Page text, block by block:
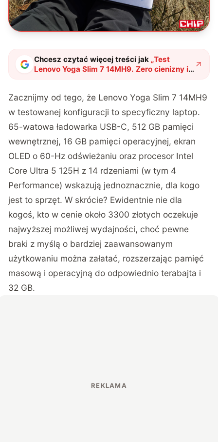
Chcesz czytać więcej treści jak „Test
Lenovo Yoga Slim 7 14MH9. Zero cienizny i
same konkrety"?
Zacznijmy od tego, że Lenovo Yoga Slim 7 14MH9
w testowanej konfiguracji to specyficzny laptop.
65-watowa ładowarka USB-C, 512 GB pamięci
wewnętrznej, 16 GB pamięci operacyjnej, ekran
OLED o 60-Hz odświeżaniu oraz procesor Intel
Core Ultra 5 125H z 14 rdzeniami (w tym 4
Performance) wskazują jednoznacznie, dla kogo
jest to sprzęt. W skrócie? Ewidentnie nie dla
kogoś, kto w cenie około 3300 złotych oczekuje
najwyższej możliwej wydajności, choć pewne
braki z myślą o bardziej zaawansowanym
użytkowaniu można załatać, rozszerzając pamięć
masową i operacyjną do odpowiednio terabajta i
32 GB.